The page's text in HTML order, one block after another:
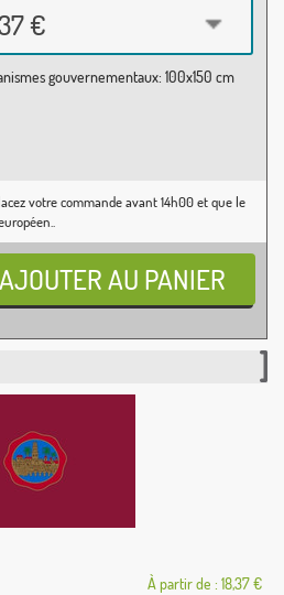
€
gouvernementaux: 100x150 cm
votre commande avant 14h00 et que le
À partir de : 18,37 €